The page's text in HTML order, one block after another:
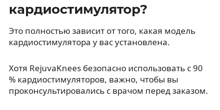
кардиостимулятор?
Это полностью зависит от того, какая модель
кардиостимулятора у вас установлена.
Хотя RejuvaKnees безопасно использовать с 90
% кардиостимуляторов, важно, чтобы вы
проконсультировались с врачом перед заказом.